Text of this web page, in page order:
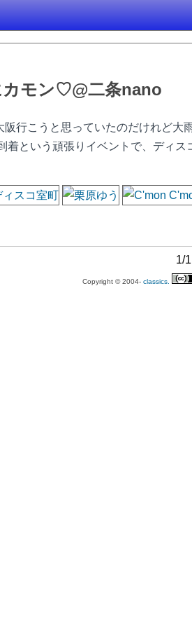
モン♡@二条nano
行こうと思っていたのだけれど
着という頑張りイベントで、ディ
1/1
Copyright © 2004- classics.